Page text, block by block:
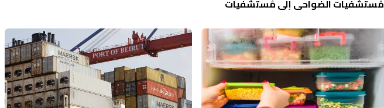
مُستشفيات الضواحي إلى مُستشفيات
العاصمة وصلت إلى ذروتها!